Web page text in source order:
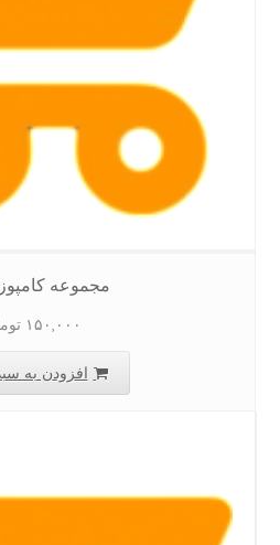
مجموعه کامپوزیت ها
۱۵۰,۰۰۰ تومان
افزودن به سبد خرید